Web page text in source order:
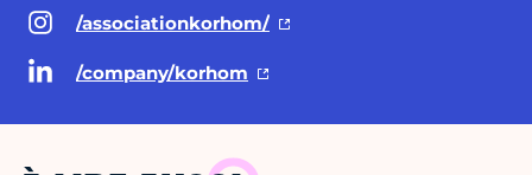
/associationkorhom/
/company/korhom